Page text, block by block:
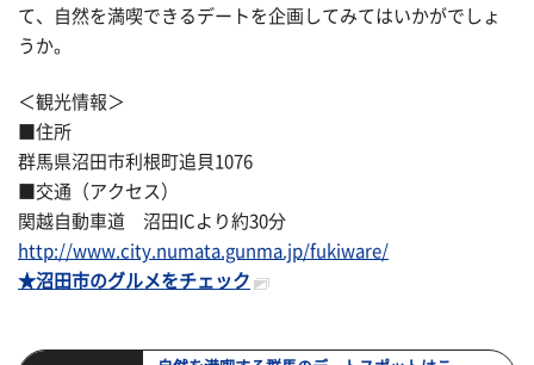
て、自然を満喫できるデートを企画してみてはいかがでしょ
うか。
＜観光情報＞
■住所
群馬県沼田市利根町追貝1076
■交通（アクセス）
関越自動車道 沼田ICより約30分
http://www.city.numata.gunma.jp/fukiware/
★沼田市のグルメをチェック